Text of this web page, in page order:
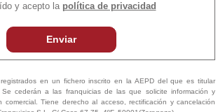
y acepto la política de privacidad
Enviar
en un fichero inscrito en la AEPD del que es titular
Se cederán a las franquicias de las que solicite información y
comercial. Tiene derecho al acceso, rectificación y cancelación